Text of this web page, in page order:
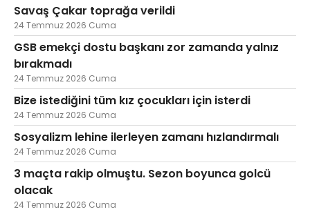
Savaş Çakar toprağa verildi
24 Temmuz 2026 Cuma
GSB emekçi dostu başkanı zor zamanda yalnız
bırakmadı
24 Temmuz 2026 Cuma
Bize istediğini tüm kız çocukları için isterdi
24 Temmuz 2026 Cuma
Sosyalizm lehine ilerleyen zamanı hızlandırmalı
24 Temmuz 2026 Cuma
3 maçta rakip olmuştu. Sezon boyunca golcü
olacak
24 Temmuz 2026 Cuma